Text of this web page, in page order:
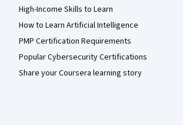
High-Income Skills to Learn
How to Learn Artificial Intelligence
PMP Certification Requirements
Popular Cybersecurity Certifications
Share your Coursera learning story